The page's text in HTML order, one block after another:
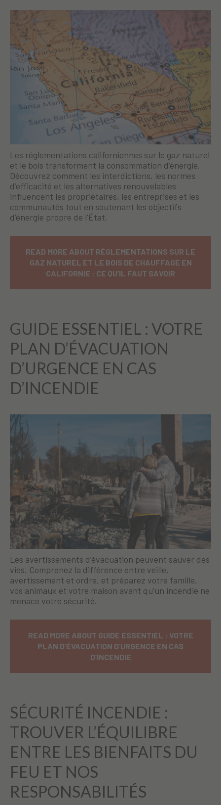
Les réglementations californiennes sur le gaz naturel
et le bois transforment la consommation d’énergie.
Découvrez comment les interdictions, les normes
d’efficacité et les alternatives renouvelables
influencent les propriétaires, les entreprises et les
communautés tout en soutenant les objectifs
d’énergie propre de l’État.
READ MORE ABOUT RÈGLEMENTATIONS SUR LE
GAZ NATUREL ET LE BOIS DE CHAUFFAGE EN
CALIFORNIE : CE QU’IL FAUT SAVOIR
GUIDE ESSENTIEL : VOTRE
PLAN D’ÉVACUATION
D’URGENCE EN CAS
D’INCENDIE
Les avertissements d’évacuation peuvent sauver des
vies. Comprenez la différence entre veille,
avertissement et ordre, et préparez votre famille,
vos animaux et votre maison avant qu’un incendie ne
menace votre sécurité.
READ MORE ABOUT GUIDE ESSENTIEL : VOTRE
PLAN D’ÉVACUATION D’URGENCE EN CAS
D’INCENDIE
SÉCURITÉ INCENDIE :
TROUVER L’ÉQUILIBRE
ENTRE LES BIENFAITS DU
FEU ET NOS
RESPONSABILITÉS